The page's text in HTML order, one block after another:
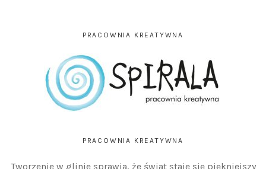
PRACOWNIA KREATYWNA
PRACOWNIA KREATYWNA
Tworzenie w glinie sprawia, że świat staje się piękniejszy